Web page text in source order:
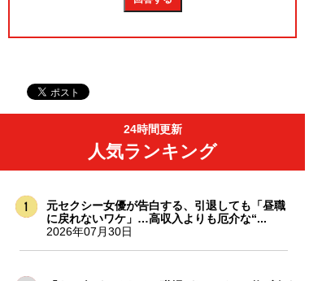
24時間更新
人気ランキング
元セクシー女優が告白する、引退しても「昼職
に戻れないワケ」…高収入よりも厄介な“...
2026年07月30日